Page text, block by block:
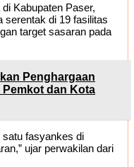
Kabupaten Paser,
di 19 fasilitas
target sasaran pada
Penghargaan
Pemkot dan Kota
satu fasyankes di
ujar perwakilan dari